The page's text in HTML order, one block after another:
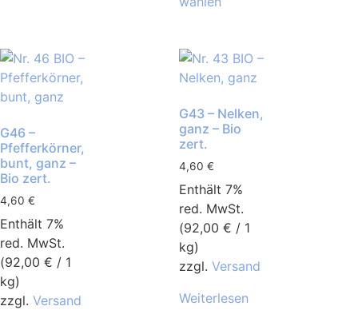
G46 –
Pfefferkörner,
bunt, ganz –
Bio zert.
4,60 €
Enthält 7%
red. MwSt.
(92,00 € / 1
kg)
zzgl. Versand
G43 – Nelken,
ganz – Bio
zert.
4,60 €
Enthält 7%
red. MwSt.
(92,00 € / 1
kg)
zzgl. Versand
Weiterlesen